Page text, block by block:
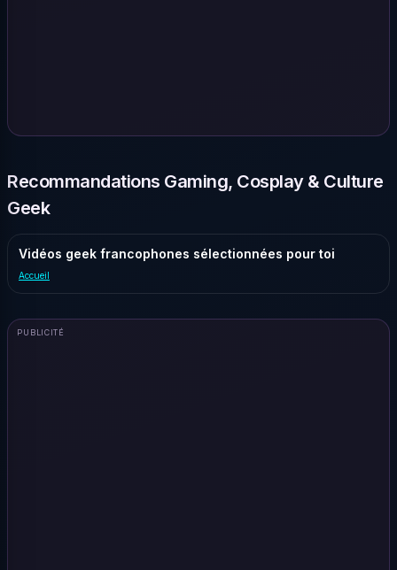
Recommandations Gaming, Cosplay & Culture
Geek
Vidéos geek francophones sélectionnées pour toi
Accueil
PUBLICITÉ